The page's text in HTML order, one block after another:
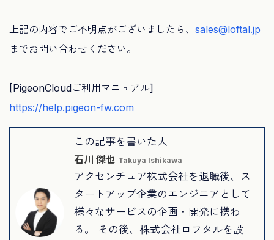
上記の内容でご不明点がございましたら、 sales@loftal.jp
までお問い合わせください。
[PigeonCloudご利用マニュアル]
https://help.pigeon-fw.com
この記事を書いた人
石川 傑也 Takuya Ishikawa
アクセンチュア株式会社を退職後、ス
タートアップ企業のエンジニアとして
様々なサービスの企画・開発に携わ
る。 その後、株式会社ロフタルを設